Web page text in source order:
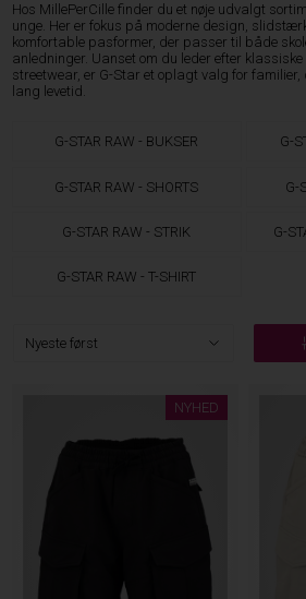
Hos MillePerCille finder du et nøje udvalgt
unge. Her er fokus på moderne design,
komfortable pasformer, der passer til både
anledninger. Uanset om du leder efter
streetwear, er G-Star et oplagt valg for familier,
lang levetid.
G-STAR RAW - BUKSER G-
G-STAR RAW - SHORTS G-
G-STAR RAW - STRIK G-
G-STAR RAW - T-SHIRT
NYHED